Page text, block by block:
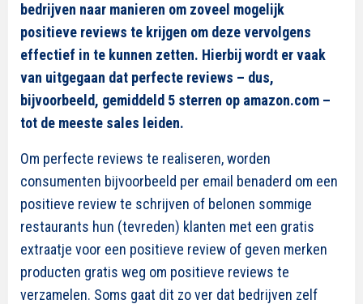
bedrijven naar manieren om zoveel mogelijk
positieve reviews te krijgen om deze vervolgens
effectief in te kunnen zetten. Hierbij wordt er vaak
van uitgegaan dat perfecte reviews – dus,
bijvoorbeeld, gemiddeld 5 sterren op amazon.com –
tot de meeste sales leiden.
Om perfecte reviews te realiseren, worden
consumenten bijvoorbeeld per email benaderd om een
positieve review te schrijven of belonen sommige
restaurants hun (tevreden) klanten met een gratis
extraatje voor een positieve review of geven merken
producten gratis weg om positieve reviews te
verzamelen. Soms gaat dit zo ver dat bedrijven zelf